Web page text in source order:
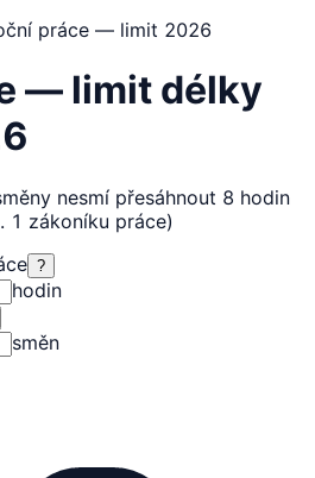
práce — limit 2026
— limit délky
nesmí přesáhnout 8 hodin
1 zákoníku práce)
?
hodin
směn